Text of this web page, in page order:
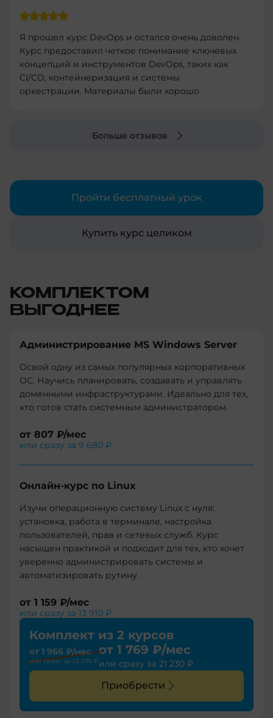
Я прошел курс DevOps и остался очень доволен.
Курс предоставил четкое понимание ключевых
концепций и инструментов DevOps, таких как
CI/CD, контейнеризация и системы
оркестрации. Материалы были хорошо
помогли закрепить теорию. Рекомендую этот
Больше отзывов
Пройти бесплатный урок
Купить курс целиком
КОМПЛЕКТОМ
ВЫГОДНЕЕ
Администрирование MS Windows Server
Освой одну из самых популярных корпоративных
ОС. Научись планировать, создавать и управлять
доменными инфраструктурами. Идеально для тех,
кто готов стать системным администратором.
от 807 ₽/мес
или сразу за 9 680 ₽
Онлайн-курс по Linux
Изучи операционную систему Linux с нуля:
установка, работа в терминале, настройка
пользователей, прав и сетевых служб. Курс
насыщен практикой и подходит для тех, кто хочет
уверенно администрировать системы и
автоматизировать рутину.
от 1 159 ₽/мес
или сразу за 13 910 ₽
Комплект из 2 курсов
от 1 966 ₽/мес
или сразу за 23 595 ₽
от 1 769 ₽/мес
или сразу за 21 230 ₽
Приобрести